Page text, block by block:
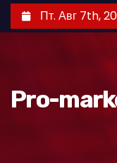
е
Пт. Авг 7th,
Pro-